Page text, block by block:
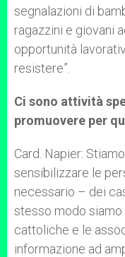
segnalazioni di
ragazzini e giovani
opportunità
resistere”.
Ci sono attività
promuovere per
Card. Napier:
sensibilizzare le
necessario – dei
stesso modo
cattoliche e le
informazione ad